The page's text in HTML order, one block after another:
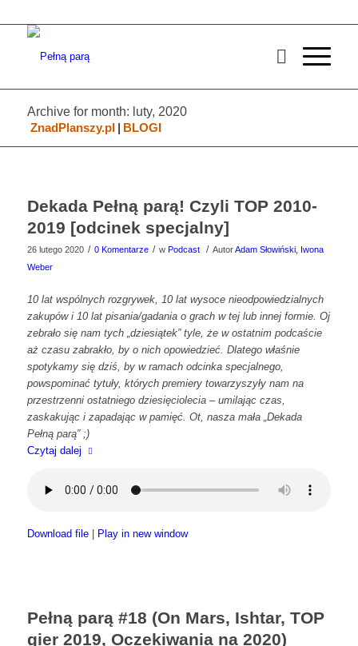
Archive for month: luty, 2020
ZnadPlanszy.pl | BLOGI
Dekada Pełną parą! Czyli TOP 2010-
2019 [odcinek specjalny]
26 lutego 2020 / 0 Komentarze / w Podcast / AutorAdam Słowiński, Iwona
Weber
10 lat wspólnych rozgrywek, 10 lat wysoce nieodpowiedzialnych
zakupów i 10 lat pisania/gadania o grach w tej lub innej formie. Oj
zebrało się nam tych „dziesiątek” tyle, że w ostatnim podcaście
aż czasu zabrakło, by o nich opowiedzieć. Dlatego właśnie
spotykamy się dziś, by w ramach odcinka specjalnego,
powspominać tytuły, których premiery towarzyszyły nam na
przestrzenni ostatniego dziesięciolecia – umilając czas,
zaskakując i zapadając w pamięć. Ot, nasza mała „Dekada
Pełną parą” ;)
Czytaj dalej
Download file| Play in new window
Pełną parą #18 (On Mars, Ishtar, TOP
gier 2019, Oczekiwania na 2020)